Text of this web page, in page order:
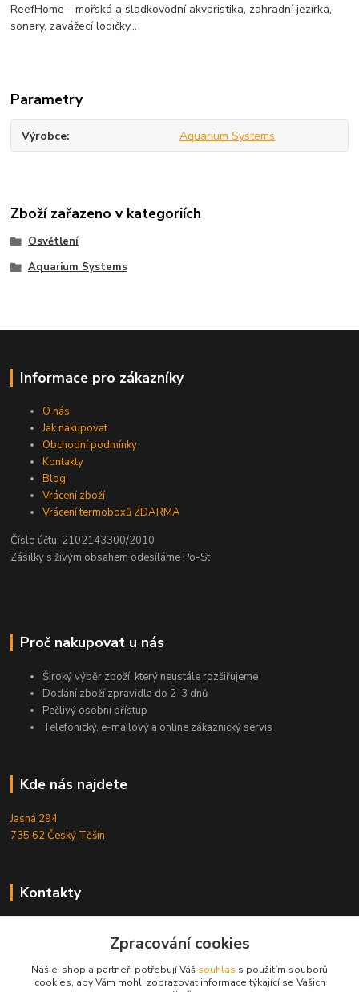
ReefHome - mořská a sladkovodní akvaristika, zahradní jezírka,
sonary, zavážecí lodičky...
Parametry
Výrobce Aquarium Systems
Zboží zařazeno v kategoriích
Osvětlení
Aquarium Systems
Informace pro zákazníky
O nás
Jak nakupovat
Obchodní podmínky
Kontakty
Blog
Vrácení zboží
Vrácení termoboxů ZDARMA
Číslo účtu: 2102143300/2010
Zásilky s živým obsahem odesíláme Po-St
Proč nakupovat u nás
Široký výběr zboží, který neustále rozšiřujeme
Dodání zboží zpravidla do 2-3 dnů
Pečlivý osobní přístup
Telefonický, e-mailový a online zákaznický servis
Kde nás najdete
Jasná 294
735 62 Český Těšín
Kontakty
+420724095453
info@reefhome.cz
Zpracování cookies
Náš e-shop a partneři potřebují Váš souhlas s použitím souborů
cookies, aby Vám mohli zobrazovat informace týkající se Vašich